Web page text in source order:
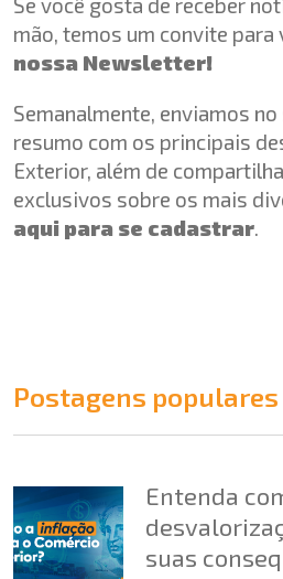
mão, temos um convite para
nossa Newsletter!
Semanalmente, enviamos
resumo com os principais
Exterior, além de
exclusivos sobre os mais
aqui para se cadastrar.
Postagens populares
Entenda
suas